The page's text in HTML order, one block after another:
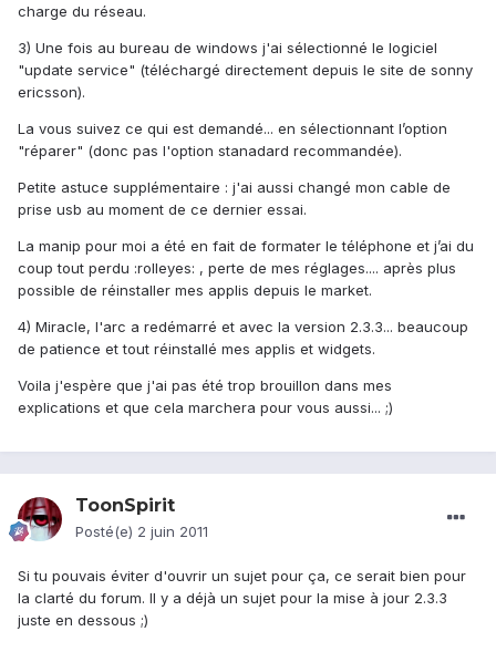
charge du réseau.
3) Une fois au bureau de windows j'ai sélectionné le logiciel
"update service" (téléchargé directement depuis le site de sonny
ericsson).
La vous suivez ce qui est demandé... en sélectionnant l’option
"réparer" (donc pas l'option stanadard recommandée).
Petite astuce supplémentaire : j'ai aussi changé mon cable de
prise usb au moment de ce dernier essai.
La manip pour moi a été en fait de formater le téléphone et j’ai du
coup tout perdu :rolleyes: , perte de mes réglages.... après plus
possible de réinstaller mes applis depuis le market.
4) Miracle, l'arc a redémarré et avec la version 2.3.3... beaucoup
de patience et tout réinstallé mes applis et widgets.
Voila j'espère que j'ai pas été trop brouillon dans mes
explications et que cela marchera pour vous aussi... ;)
ToonSpirit
Posté(e) 2 juin 2011
Si tu pouvais éviter d'ouvrir un sujet pour ça, ce serait bien pour
la clarté du forum. Il y a déjà un sujet pour la mise à jour 2.3.3
juste en dessous ;)